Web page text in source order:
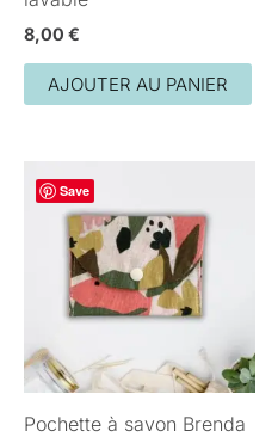
8,00 €
AJOUTER AU PANIER
Save
Pochette à savon Brenda